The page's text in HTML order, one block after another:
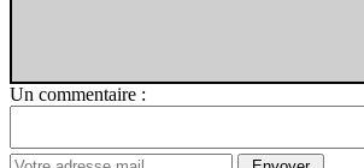
Un commentaire :